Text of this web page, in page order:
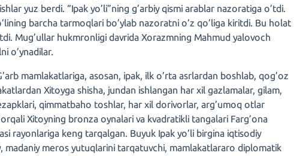
yuz berdi. “Ipak yo’li”ning g’arbiy qismi arablar nazoratiga o’tdi.
barcha tarmoqlari bo’ylab nazoratni o’z qo’liga kiritdi. Bu holat
Mug’ullar hukmronligi davrida Xorazmning Mahmud yalovoch
o’ynadilar.
mamlakatlariga, asosan, ipak, ilk o’rta asrlardan boshlab, qog’oz
Xitoyga shisha, jundan ishlangan har xil gazlamalar, gilam,
qimmatbaho toshlar, har xil dorivorlar, arg’umoq otlar
Xitoyning bronza oynalari va kvadratikli tangalari Farg’ona
rayonlariga keng tarqalgan. Buyuk Ipak yo’li birgina iqtisodiy
madaniy meros yutuqlarini tarqatuvchi, mamlakatlararo diplomatik